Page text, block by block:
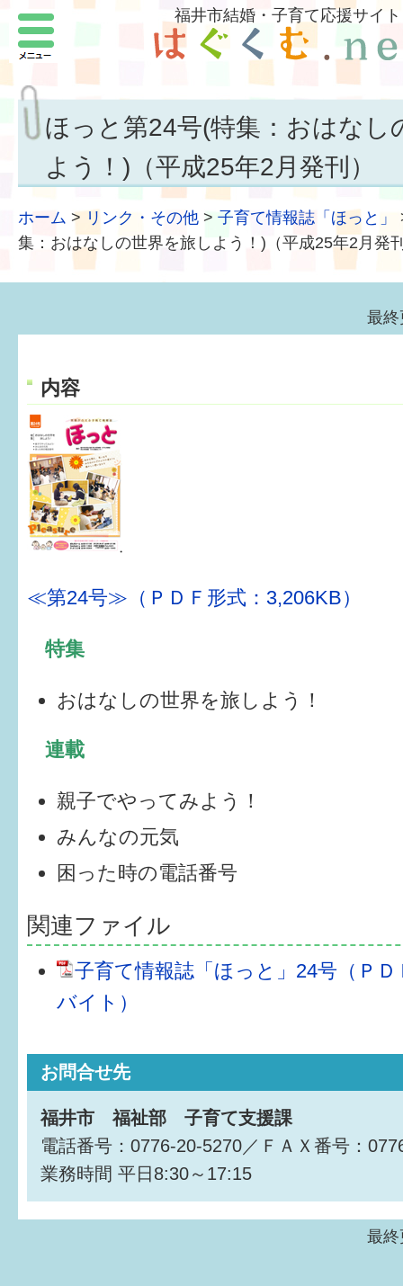
福井市結婚・子育て応援サイト
ほっと第24号(特集：おはなし
よう！)（平成25年2月発刊）
ホーム > リンク・その他 > 子育て情報誌「ほっと」
集：おはなしの世界を旅しよう！)（平成25年2月発
最終
内容
≪第24号≫（ＰＤＦ形式：3,206KB）
特集
おはなしの世界を旅しよう！
連載
親子でやってみよう！
みんなの元気
困った時の電話番号
関連ファイル
子育て情報誌「ほっと」24号（Ｐ
バイト）
お問合せ先
福井市 福祉部 子育て支援課
電話番号：0776-20-5270／ＦＡＸ番号：
業務時間 平日8:30～17:15
最終
メニュー
子どもがほしい
福井の子育て環境
もしものときの緊急連絡先
届出・手当・助成
健診・予防接種
仲間づくり・遊び場
子どもを預けたい
入園・入学
子育てカレンダー
出産〜3か月
3か月〜6か月
6か月〜1歳
1歳〜3歳
3歳〜就学前
就学後〜
イベントレポート
なるほどコラム
メールマガジン
はぐくむ.net相談コーナー